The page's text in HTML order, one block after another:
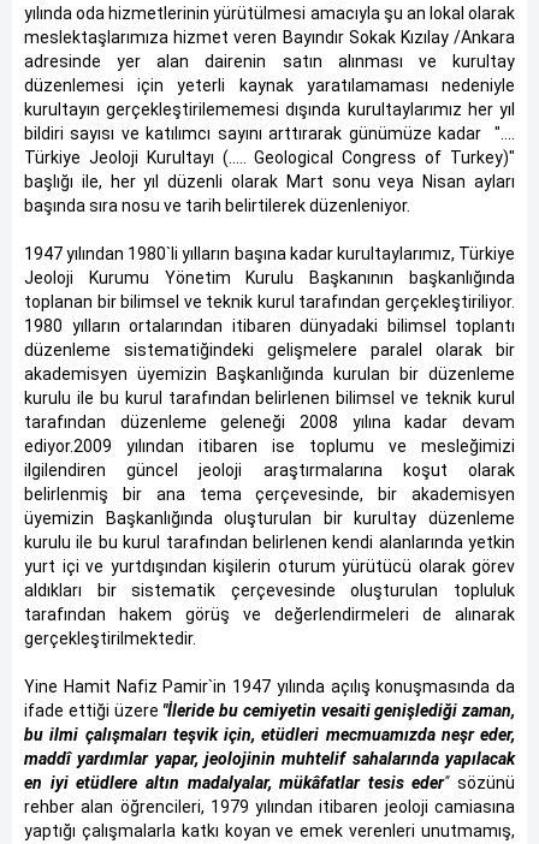
yılında oda hizmetlerinin yürütülmesi amacıyla şu an lokal olarak
meslektaşlarımıza hizmet veren Bayındır Sokak Kızılay /Ankara
adresinde yer alan dairenin satın alınması ve kurultay
düzenlemesi için yeterli kaynak yaratılamaması nedeniyle
kurultayın gerçekleştirilememesi dışında kurultaylarımız her yıl
bildiri sayısı ve katılımcı sayını arttırarak günümüze kadar "….
Türkiye Jeoloji Kurultayı (….. Geological Congress of Turkey)"
başlığı ile, her yıl düzenli olarak Mart sonu veya Nisan ayları
başında sıra nosu ve tarih belirtilerek düzenleniyor.
1947 yılından 1980`li yılların başına kadar kurultaylarımız, Türkiye
Jeoloji Kurumu Yönetim Kurulu Başkanının başkanlığında
toplanan bir bilimsel ve teknik kurul tarafından gerçekleştiriliyor.
1980 yılların ortalarından itibaren dünyadaki bilimsel toplantı
düzenleme sistematiğindeki gelişmelere paralel olarak bir
akademisyen üyemizin Başkanlığında kurulan bir düzenleme
kurulu ile bu kurul tarafından belirlenen bilimsel ve teknik kurul
tarafından düzenleme geleneği 2008 yılına kadar devam
ediyor.2009 yılından itibaren ise toplumu ve mesleğimizi
ilgilendiren güncel jeoloji araştırmalarına koşut olarak
belirlenmiş bir ana tema çerçevesinde, bir akademisyen
üyemizin Başkanlığında oluşturulan bir kurultay düzenleme
kurulu ile bu kurul tarafından belirlenen kendi alanlarında yetkin
yurt içi ve yurtdışından kişilerin oturum yürütücü olarak görev
aldıkları bir sistematik çerçevesinde oluşturulan topluluk
tarafından hakem görüş ve değerlendirmeleri de alınarak
gerçekleştirilmektedir.
Yine Hamit Nafiz Pamir`in 1947 yılında açılış konuşmasında da
ifade ettiği üzere"İleride bu cemiyetin vesaiti genişlediği zaman,
bu ilmi çalışmaları teşvik için, etüdleri mecmuamızda neşr eder,
maddî yardımlar yapar, jeolojinin muhtelif sahalarında yapılacak
en iyi etüdlere altın madalyalar, mükâfatlar tesis eder"sözünü
rehber alan öğrencileri, 1979 yılından itibaren jeoloji camiasına
yaptığı çalışmalarla katkı koyan ve emek verenleri unutmamış,